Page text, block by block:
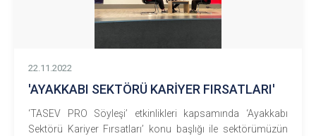
22.11.2022
'AYAKKABI SEKTÖRÜ KARİYER FIRSATLARI'
‘TASEV PRO Söyleşi’ etkinlikleri kapsamında ‘Ayakkabı
Sektörü Kariyer Fırsatları’ konu başlığı ile sektörümüzün